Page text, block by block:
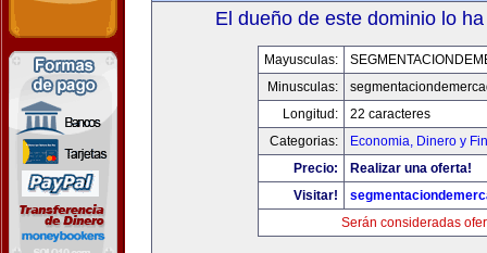
El dueño de este dominio lo
Mayusculas:
Minusculas:
Longitud:
22 caracteres
Categorias:
Economia, Dinero y
Precio:
Realizar una oferta!
Visitar!
Serán consideradas